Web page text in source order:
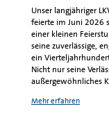
Unser langjähriger
feierte im Juni 2026
einer kleinen
seine zuverlässige,
ein
Nicht nur seine
außergewöhnliches
Mehr erfahren